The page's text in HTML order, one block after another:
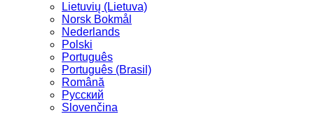
Lietuvių (Lietuva)
‪Norsk Bokmål‬
Nederlands
Polski
Português
Português (Brasil)
Română
Русский
Slovenčina